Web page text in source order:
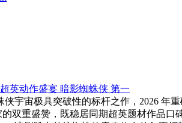
英动作盛宴 暗影蜘蛛侠 第一
侠宇宙极具突破性的标杆之作，2026 年
双重盛赞，既稳居同期超英题材作品